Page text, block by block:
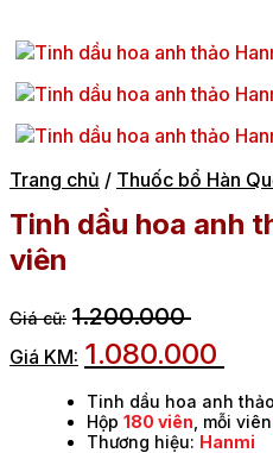
Trang chủ / Thuốc bổ Hàn
Tinh dầu hoa anh
viên
1.200.000
1.080.000
Tinh dầu hoa anh
Hộp 180 viên , mỗi viên
Thương hiệu: Hanmi